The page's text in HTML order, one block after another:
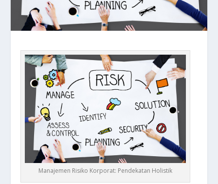
Manajemen Risiko Korporat: Pendekatan Holistik